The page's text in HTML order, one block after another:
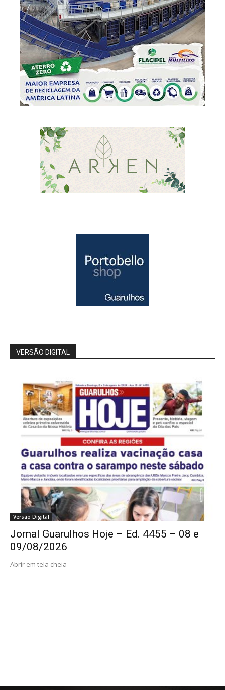
VERSÃO DIGITAL
Versão Digital
Jornal Guarulhos Hoje – Ed. 4455 – 08 e
09/08/2026
Abrir em tela cheia